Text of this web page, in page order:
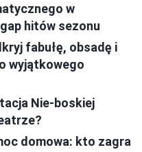
w
hitów sezonu
fabułę, obsadę i
wyjątkowego
Nie-boskiej
domowa: kto zagra